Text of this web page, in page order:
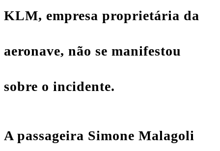
KLM, empresa proprietária da
aeronave, não se manifestou
sobre o incidente.
A passageira Simone Malagoli